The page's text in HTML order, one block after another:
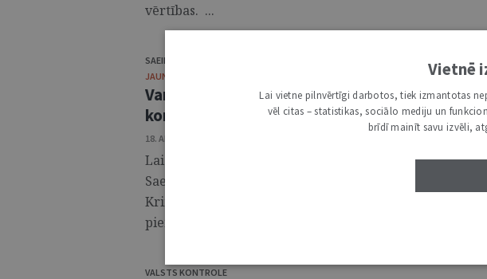
vērtības. ...
SAEIMAS PRESES DIENESTS
JAUNUMI
Varmākam varēs piemērot elektronisko
konceptuāli lemj Saeima
18. APRĪLIS 2024 • 12:39
Lai mazinātu vardarbību ģimenē un veicinātu
Saeima ceturtdien, 18.aprīlī, konceptuāli atbalstīja
Kriminālprocesa likumā. Tie paredz, ka varmācīgajai
piemērot drošības līdzekļa izpildes elektronisko
VALSTS KONTROLE
Vietnē
Lai vietne pilnvērtīgi darbotos, tiek izmantotas
vēl citas – statistikas, sociālo mediju un
brīdī mainīt savu izvēli,